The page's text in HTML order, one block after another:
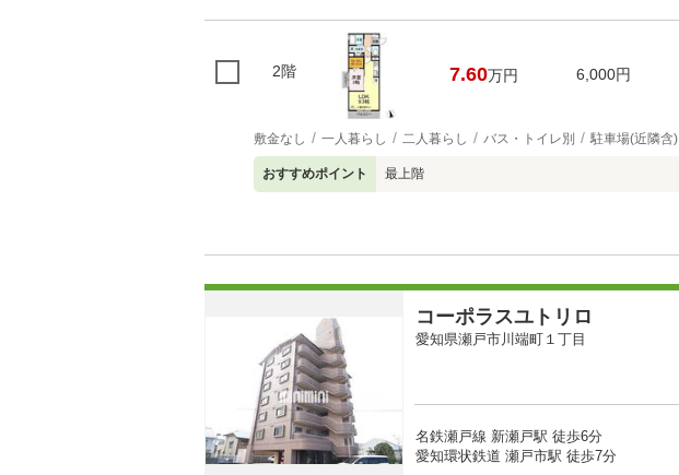
2階 7.60万円 6,000円
敷金なし 一人暮らし 二人暮らし バス・トイレ別 駐車場(近隣含)
おすすめポイント 最上階
コーポラスユトリロ
愛知県瀬戸市川端町１丁目
名鉄瀬戸線 新瀬戸駅 徒歩6分
愛知環状鉄道 瀬戸市駅 徒歩7分